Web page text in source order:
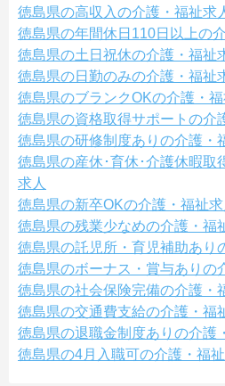
徳島県の高収入の介護・福祉求
徳島県の年間休日110日以上の
徳島県の土日祝休の介護・福祉
徳島県の日勤のみの介護・福祉
徳島県のブランクOKの介護・福
徳島県の資格取得サポートの介
徳島県の研修制度ありの介護・
徳島県の産休･育休･介護休暇取
求人
徳島県の新卒OKの介護・福祉求
徳島県の残業少なめの介護・福
徳島県の託児所・育児補助あり
徳島県のボーナス・賞与ありの
徳島県の社会保険完備の介護・
徳島県の交通費支給の介護・福
徳島県の退職金制度ありの介護
徳島県の4月入職可の介護・福祉